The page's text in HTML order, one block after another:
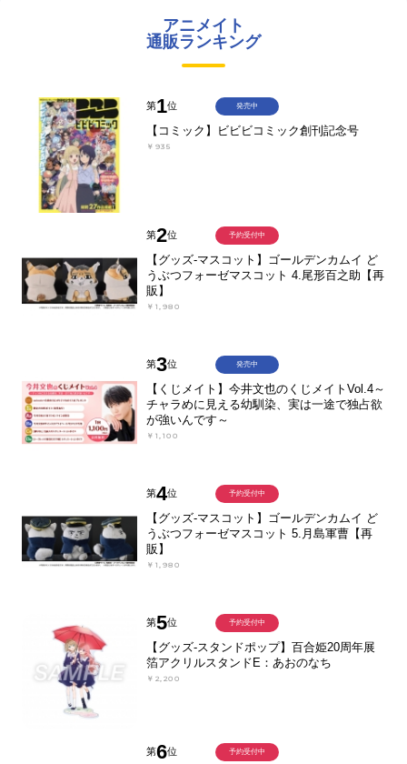
アニメイト
通販ランキング
第1位
【コミック】ビビビコミック創刊記念号
￥935
発売中
第2位
【グッズ-マスコット】ゴールデンカムイ ど
うぶつフォーゼマスコット 4.尾形百之助【再
販】
￥1,980
予約受付中
第3位
【くじメイト】今井文也のくじメイトVol.4～
チャラめに見える幼馴染、実は一途で独占欲
が強いんです～
￥1,100
発売中
第4位
【グッズ-マスコット】ゴールデンカムイ ど
うぶつフォーゼマスコット 5.月島軍曹【再
販】
￥1,980
予約受付中
第5位
【グッズ-スタンドポップ】百合姫20周年展
箔アクリルスタンドE：あおのなち
￥2,200
予約受付中
第6位 予約受付中